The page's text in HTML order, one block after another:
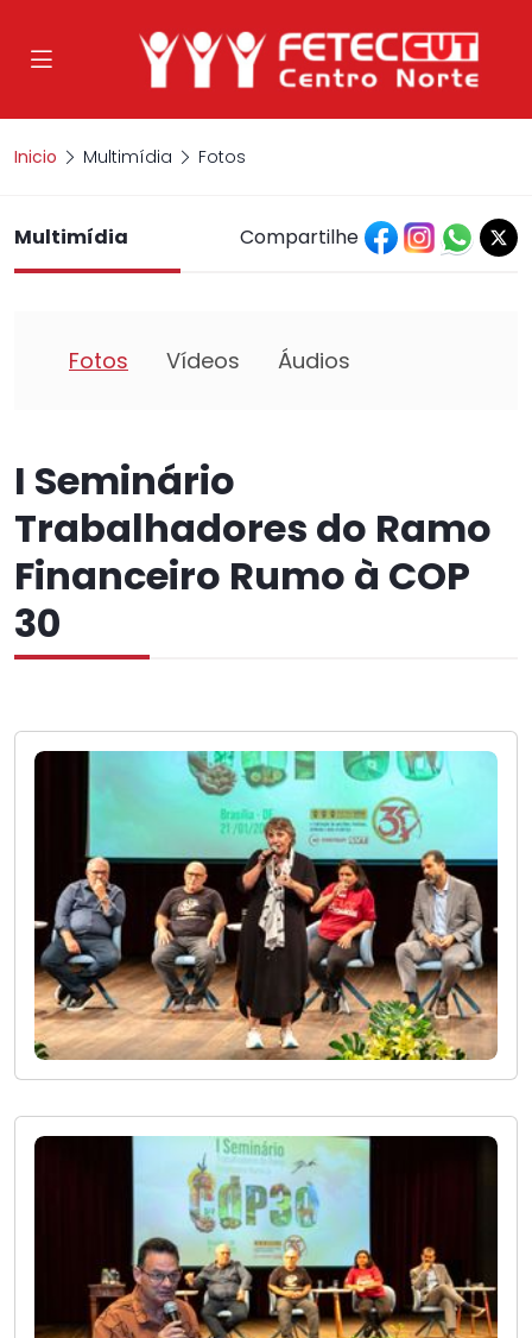
Inicio Multimídia Fotos
Multimídia Compartilhe
Fotos Vídeos Áudios
I Seminário
Trabalhadores do Ramo
Financeiro Rumo à COP
30